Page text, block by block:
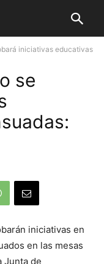
iniciativas educativas
se
iniciativas en
en las mesas
Junta de